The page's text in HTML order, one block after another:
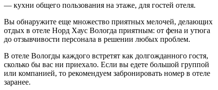
— кухни общего пользования на этаже, для гостей отеля.
Вы обнаружите еще множество приятных мелочей, делающих
отдых в отеле Норд Хаус Вологда приятным: от фена и утюга
до отзывчивости персонала в решении любых проблем.
В отеле Вологды каждого встретят как долгожданного гостя,
сколько бы вас ни приехало. Если вы едете большой группой
или компанией, то рекомендуем забронировать номер в отеле
заранее.